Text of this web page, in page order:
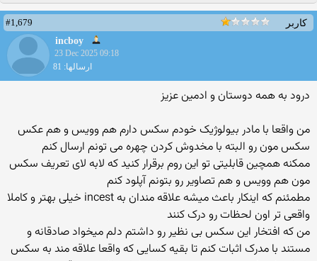
کاربر
#1,679
incboy
23 Dec 2025 09:18
ارسالها: 81
درود به همه دوستان و ادمین عزیز
من واقعا با مادر بیولوژیک خودم سکس دارم هم وویس و هم عکس
سکس مون رو البته با مخدوش کردن چهره می تونم ارسال کنم
ممکنه همچین قابلیتی تو این روم برقرار کنید که لابه لای تعریف سکس
مون هم وویس و هم تصاویر رو بتونم آپلود کنم
مطمئنم که اینکار باعث میشه علاقه مندان به incest خیلی بهتر و کاملا
واقعی تر اون لحظات رو درک کنند
من که افتخار این سکس بی نظیر رو داشتم دلم میخواد صادقانه و
مستند با مدرک اثبات کنم تا بقیه کسایی که واقعا علاقه مند به سکس